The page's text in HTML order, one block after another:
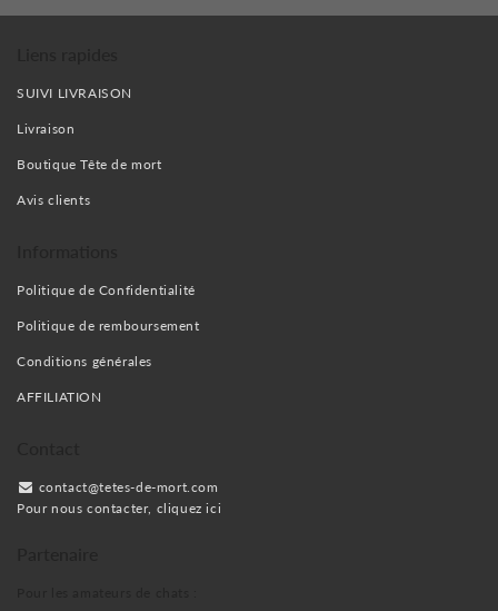
SUIVI LIVRAISON
Livraison
Boutique Tête de mort
Avis clients
Politique de Confidentialité
Politique de remboursement
Conditions générales
AFFILIATION
contact@tetes-de-mort.com
Pour nous contacter, cliquez ici